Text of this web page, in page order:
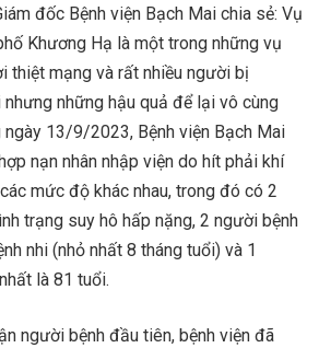
đốc Bệnh viện Bạch Mai chia sẻ: Vụ
Khương Hạ là một trong những vụ
thiệt mạng và rất nhiều người bị
những hậu quả để lại vô cùng
ngày 13/9/2023, Bệnh viện Bạch Mai
nạn nhân nhập viện do hít phải khí
mức độ khác nhau, trong đó có 2
trạng suy hô hấp nặng, 2 người bệnh
nhi (nhỏ nhất 8 tháng tuổi) và 1
là 81 tuổi.
người bệnh đầu tiên, bệnh viện đã